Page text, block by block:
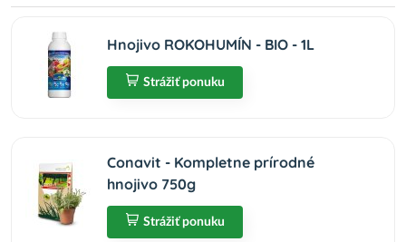
Hnojivo ROKOHUMÍN - BIO - 1L
Strážiť ponuku
Conavit - Kompletne prírodné
hnojivo 750g
Strážiť ponuku